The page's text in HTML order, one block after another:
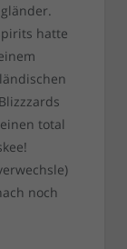
hatte
total
noch